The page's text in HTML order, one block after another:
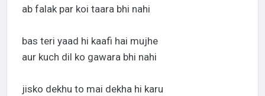
ab falak par koi taara bhi nahi
bas teri yaad hi kaafi hai mujhe
aur kuch dil ko gawara bhi nahi
jisko dekhu to mai dekha hi karu